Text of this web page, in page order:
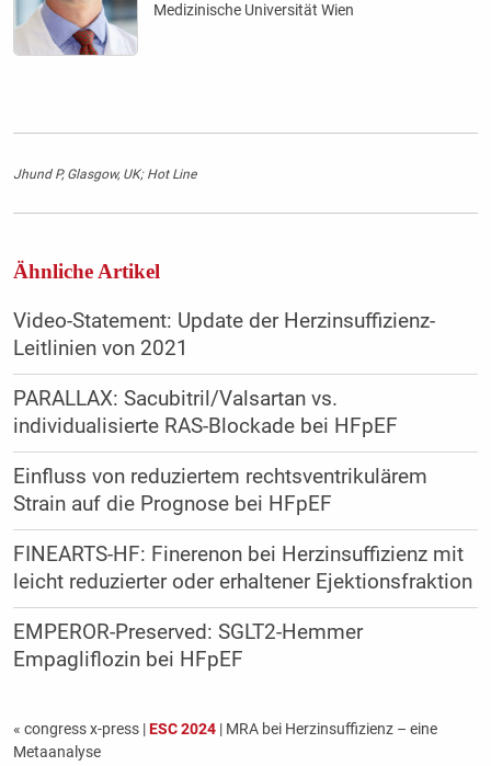
Medizinische Universität Wien
Jhund P, Glasgow, UK; Hot Line
Ähnliche Artikel
Video-Statement: Update der Herzinsuffizienz-
Leitlinien von 2021
PARALLAX: Sacubitril/Valsartan vs.
individualisierte RAS-Blockade bei HFpEF
Einfluss von reduziertem rechtsventrikulärem
Strain auf die Prognose bei HFpEF
FINEARTS-HF: Finerenon bei Herzinsuffizienz mit
leicht reduzierter oder erhaltener Ejektionsfraktion
EMPEROR-Preserved: SGLT2-Hemmer
Empagliflozin bei HFpEF
« congress x-press |ESC 2024| MRA bei Herzinsuffizienz – eine
Metaanalyse